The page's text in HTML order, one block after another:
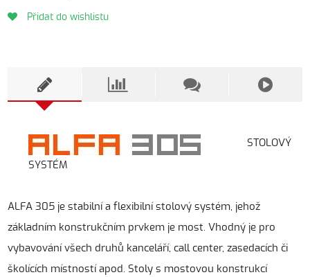
Přidat do wishlistu
STOLOVÝ
SYSTÉM
ALFA 305 je stabilní a flexibilní stolový systém, jehož
základním konstrukčním prvkem je most. Vhodný je pro
vybavování všech druhů kanceláří, call center, zasedacích či
školících místností apod. Stoly s mostovou konstrukcí